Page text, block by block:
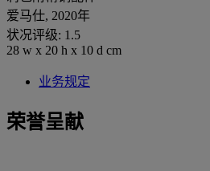
爱马仕, 2020年
状况评级: 1.5
28 w x 20 h x 10 d cm
业务规定
荣誉呈献